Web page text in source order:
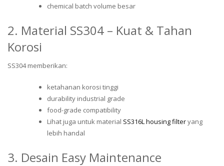
chemical batch volume besar
2. Material SS304 – Kuat & Tahan
Korosi
SS304 memberikan:
ketahanan korosi tinggi
durability industrial grade
food-grade compatibility
Lihat juga untuk material SS316L housing filteryang
lebih handal
3. Desain Easy Maintenance